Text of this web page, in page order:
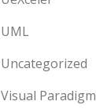
UML
Uncategorized
Visual Paradigm